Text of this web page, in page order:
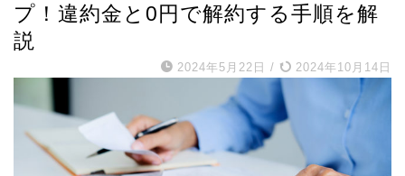
プ！違約金と0円で解約する手順を解
説
2024年5月22日 / 2024年10月14日